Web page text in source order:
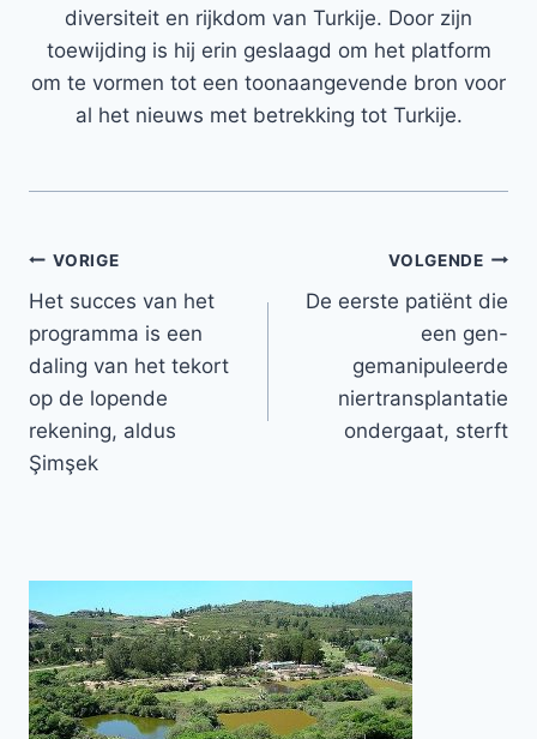
diversiteit en rijkdom van Turkije. Door zijn
toewijding is hij erin geslaagd om het platform
om te vormen tot een toonaangevende bron voor
al het nieuws met betrekking tot Turkije.
Bericht
navigatie
VORIGE
Het succes van het
programma is een
daling van het tekort
op de lopende
rekening, aldus
Şimşek
VOLGENDE
De eerste patiënt die
een gen-
gemanipuleerde
niertransplantatie
ondergaat, sterft